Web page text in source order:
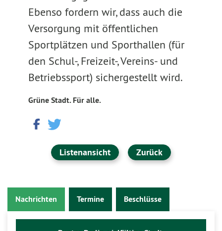
Ebenso fordern wir, dass auch die
Versorgung mit öffentlichen
Sportplätzen und Sporthallen (für
den Schul-, Freizeit-, Vereins- und
Betriebssport) sichergestellt wird.
Grüne Stadt. Für alle.
Listenansicht Zurück
Nachrichten Termine Beschlüsse